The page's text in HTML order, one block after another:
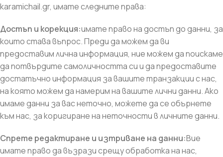
karamichail.gr, имате следните права:
Достъп и корекция:имате право на достъп до данни, за
които става въпрос. Преди да можем да ви
предоставим лична информация, ние можем да поискаме
да потвърдите самоличността си и да предоставите
достатъчно информация за вашите транзакции с нас,
на която можем да намерим на вашите лични данни. Ако
имаме данни за вас неточно, можете да се обърнете
към нас, за коригиране на неточности в личните данни.
Спрете редактиране и изтриване на данни:Вие
имате право да възрази срещу обработка на нас,